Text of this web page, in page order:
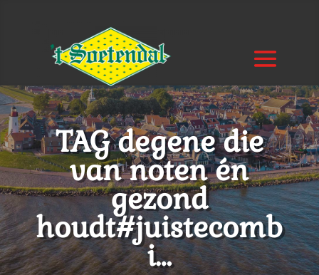
TAG degene die
van noten én
gezond
houdt#juistecomb
i…